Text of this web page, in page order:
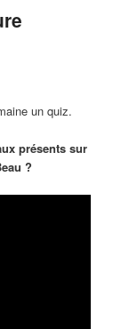
un quiz.
présents sur
?